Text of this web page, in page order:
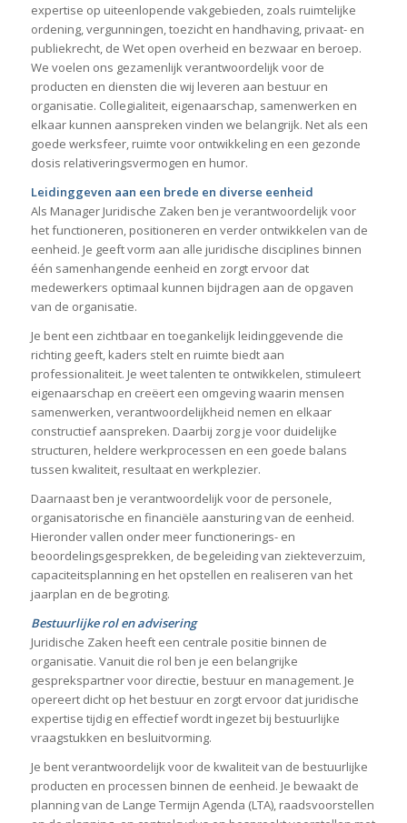
expertise op uiteenlopende vakgebieden, zoals ruimtelijke
ordening, vergunningen, toezicht en handhaving, privaat- en
publiekrecht, de Wet open overheid en bezwaar en beroep.
We voelen ons gezamenlijk verantwoordelijk voor de
producten en diensten die wij leveren aan bestuur en
organisatie. Collegialiteit, eigenaarschap, samenwerken en
elkaar kunnen aanspreken vinden we belangrijk. Net als een
goede werksfeer, ruimte voor ontwikkeling en een gezonde
dosis relativeringsvermogen en humor.
Leidinggeven aan een brede en diverse eenheid
Als Manager Juridische Zaken ben je verantwoordelijk voor
het functioneren, positioneren en verder ontwikkelen van de
eenheid. Je geeft vorm aan alle juridische disciplines binnen
één samenhangende eenheid en zorgt ervoor dat
medewerkers optimaal kunnen bijdragen aan de opgaven
van de organisatie.
Je bent een zichtbaar en toegankelijk leidinggevende die
richting geeft, kaders stelt en ruimte biedt aan
professionaliteit. Je weet talenten te ontwikkelen, stimuleert
eigenaarschap en creëert een omgeving waarin mensen
samenwerken, verantwoordelijkheid nemen en elkaar
constructief aanspreken. Daarbij zorg je voor duidelijke
structuren, heldere werkprocessen en een goede balans
tussen kwaliteit, resultaat en werkplezier.
Daarnaast ben je verantwoordelijk voor de personele,
organisatorische en financiële aansturing van de eenheid.
Hieronder vallen onder meer functionerings- en
beoordelingsgesprekken, de begeleiding van ziekteverzuim,
capaciteitsplanning en het opstellen en realiseren van het
jaarplan en de begroting.
Bestuurlijke rol en advisering
Juridische Zaken heeft een centrale positie binnen de
organisatie. Vanuit die rol ben je een belangrijke
gesprekspartner voor directie, bestuur en management. Je
opereert dicht op het bestuur en zorgt ervoor dat juridische
expertise tijdig en effectief wordt ingezet bij bestuurlijke
vraagstukken en besluitvorming.
Je bent verantwoordelijk voor de kwaliteit van de bestuurlijke
producten en processen binnen de eenheid. Je bewaakt de
planning van de Lange Termijn Agenda (LTA), raadsvoorstellen